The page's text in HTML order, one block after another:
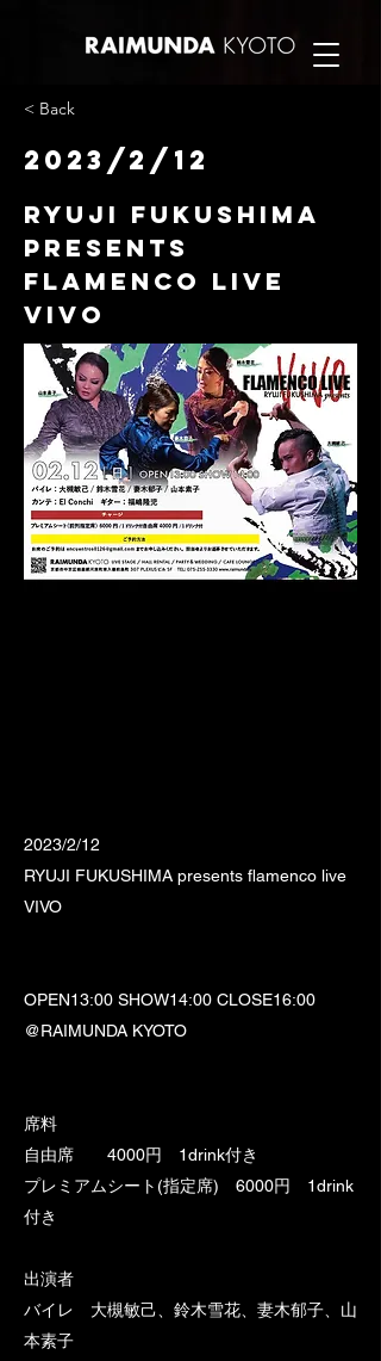
< Back
2023/2/12
RYUJI FUKUSHIMA
presents
flamenco live
VIVO
2023/2/12
RYUJI FUKUSHIMA presents flamenco live
VIVO
OPEN13:00 SHOW14:00 CLOSE16:00
@RAIMUNDA KYOTO
席料
自由席 4000円 1drink付き
プレミアムシート(指定席) 6000円 1drink
付き
出演者
バイレ 大槻敏己、鈴木雪花、妻木郁子、山
本素子